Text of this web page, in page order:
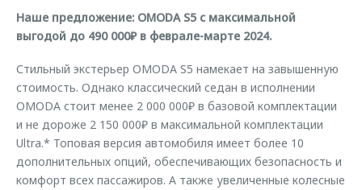
Трейд-ин
Калькулятор трейд-ин
Аксессуары
Одежда и сувениры
Оригинальные аксессуары
Запчасти
Наше предложение: OMODA S5 с максимальной
выгодой до 490 000₽ в феврале-марте 2024.
Стильный экстерьер OMODA S5 намекает на завышенную
стоимость. Однако классический седан в исполнении
OMODA стоит менее 2 000 000₽ в базовой комплектации
и не дороже 2 150 000₽ в максимальной комплектации
Ultra.* Топовая версия автомобиля имеет более 10
дополнительных опций, обеспечивающих безопасность и
комфорт всех пассажиров. А также увеличенные колесные